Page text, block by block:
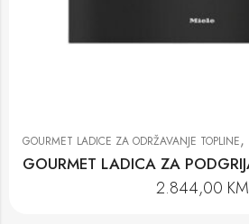
GOURMET LADICE ZA ODRŽAVANJE TOPLINE,
2.844,00 KM